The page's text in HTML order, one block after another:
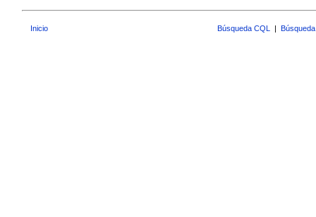
Inicio Búsqueda CQL